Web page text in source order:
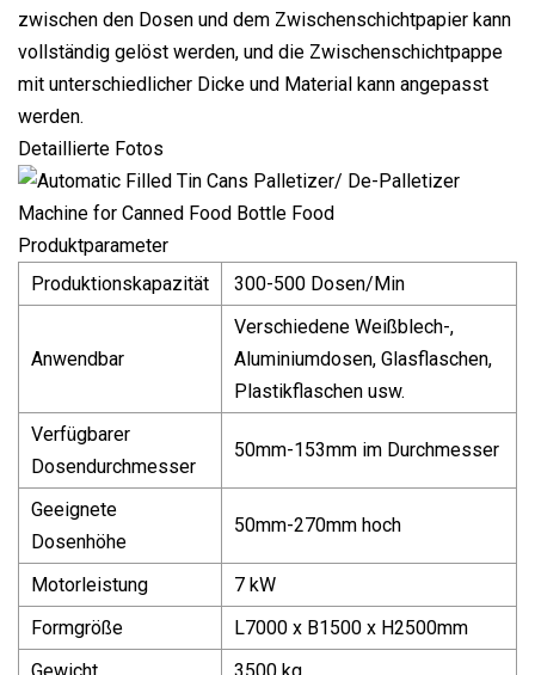
zwischen den Dosen und dem Zwischenschichtpapier kann
vollständig gelöst werden, und die Zwischenschichtpappe
mit unterschiedlicher Dicke und Material kann angepasst
werden.
Detaillierte Fotos
Produktparameter
Produktionskapazität
300-500 Dosen/Min
Anwendbar
Verschiedene Weißblech-,
Aluminiumdosen, Glasflaschen,
Plastikflaschen usw.
Verfügbarer
Dosendurchmesser
50mm-153mm im Durchmesser
Geeignete
Dosenhöhe
50mm-270mm hoch
Motorleistung
7 kW
Formgröße
L7000 x B1500 x H2500mm